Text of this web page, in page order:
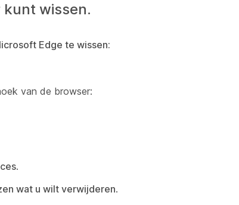
wissen.
Edge te wissen:
van de browser:
.
wat u wilt verwijderen.